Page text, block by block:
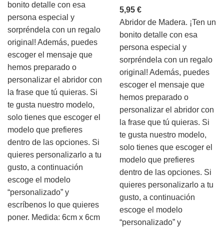
bonito detalle con esa
persona especial y
sorpréndela con un regalo
original! Además, puedes
escoger el mensaje que
hemos preparado o
personalizar el abridor con
la frase que tú quieras. Si
te gusta nuestro modelo,
solo tienes que escoger el
modelo que prefieres
dentro de las opciones. Si
quieres personalizarlo a tu
gusto, a continuación
escoge el modelo
“personalizado” y
escríbenos lo que quieres
poner. Medida: 6cm x 6cm
5,95 €
Abridor de Madera. ¡Ten un
bonito detalle con esa
persona especial y
sorpréndela con un regalo
original! Además, puedes
escoger el mensaje que
hemos preparado o
personalizar el abridor con
la frase que tú quieras. Si
te gusta nuestro modelo,
solo tienes que escoger el
modelo que prefieres
dentro de las opciones. Si
quieres personalizarlo a tu
gusto, a continuación
escoge el modelo
“personalizado” y